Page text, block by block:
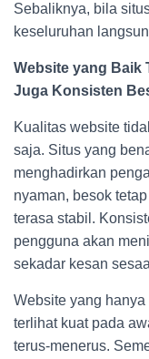
Sebaliknya, bila
keseluruhan
Website yang Baik
Juga Konsisten
Kualitas website
saja. Situs yang
menghadirkan
nyaman, besok
terasa stabil.
pengguna akan
sekadar kesan
Website yang
terlihat kuat pada
terus-menerus.